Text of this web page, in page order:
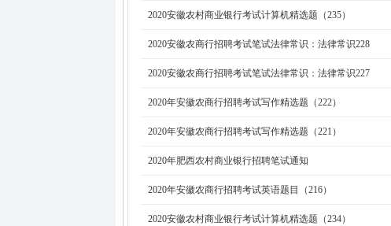
2020安徽农村商业银行考试计算机精选题（235）
2020安徽农商行招聘考试笔试法律常识：法律常识228
2020安徽农商行招聘考试笔试法律常识：法律常识227
2020年安徽农商行招聘考试写作精选题（222）
2020年安徽农商行招聘考试写作精选题（221）
2020年肥西农村商业银行招聘笔试通知
2020年安徽农商行招聘考试英语题目（216）
2020安徽农村商业银行考试计算机精选题（234）